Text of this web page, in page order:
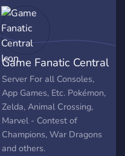
Game Fanatic Central
Server For all Consoles,
App Games, Etc. Pokémon,
Zelda, Animal Crossing,
Marvel - Contest of
Champions, War Dragons
and others.